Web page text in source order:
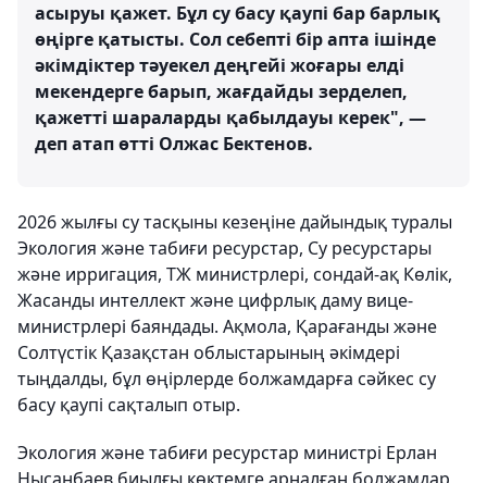
асыруы қажет. Бұл су басу қаупі бар барлық
өңірге қатысты. Сол себепті бір апта ішінде
әкімдіктер тәуекел деңгейі жоғары елді
мекендерге барып, жағдайды зерделеп,
қажетті шараларды қабылдауы керек", —
деп атап өтті Олжас Бектенов.
2026 жылғы су тасқыны кезеңіне дайындық туралы
Экология және табиғи ресурстар, Су ресурстары
және ирригация, ТЖ министрлері, сондай-ақ Көлік,
Жасанды интеллект және цифрлық даму вице-
министрлері баяндады. Ақмола, Қарағанды және
Солтүстік Қазақстан облыстарының әкімдері
тыңдалды, бұл өңірлерде болжамдарға сәйкес су
басу қаупі сақталып отыр.
Экология және табиғи ресурстар министрі Ерлан